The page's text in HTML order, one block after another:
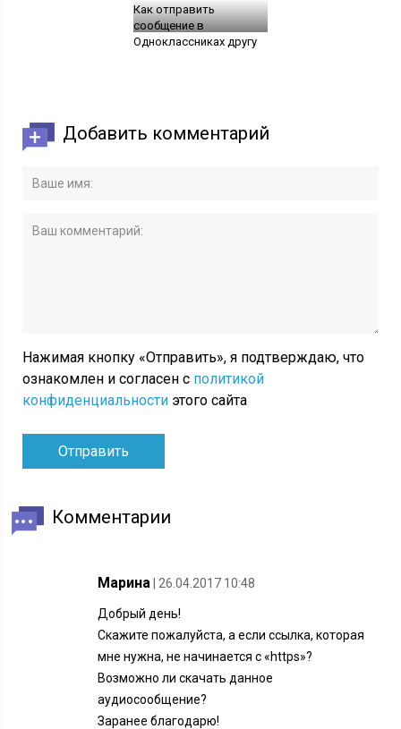
Как отправить
сообщение в
Одноклассниках другу
Добавить комментарий
Нажимая кнопку «Отправить», я подтверждаю, что
ознакомлен и согласен с политикой
конфиденциальности этого сайта
Комментарии
Марина | 26.04.2017 10:48
Добрый день!
Скажите пожалуйста, а если ссылка, которая
мне нужна, не начинается с «https»?
Возможно ли скачать данное
аудиосообщение?
Заранее благодарю!